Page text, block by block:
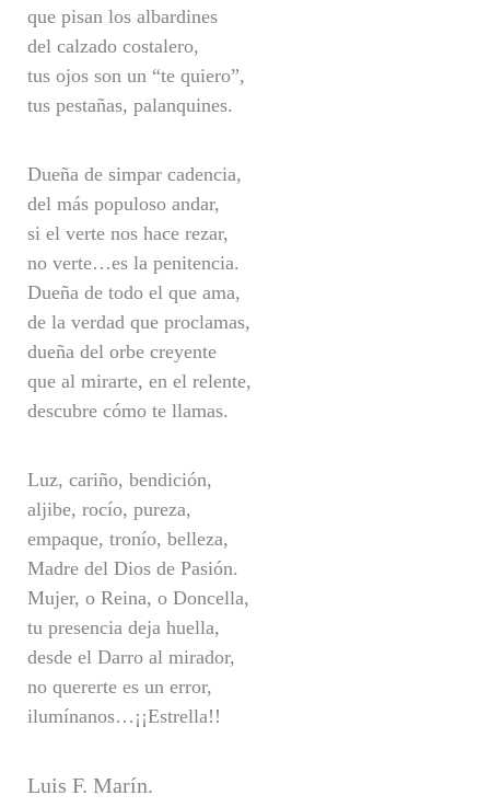
que pisan los albardines
del calzado costalero,
tus ojos son un “te quiero”,
tus pestañas, palanquines.
Dueña de simpar cadencia,
del más populoso andar,
si el verte nos hace rezar,
no verte…es la penitencia.
Dueña de todo el que ama,
de la verdad que proclamas,
dueña del orbe creyente
que al mirarte, en el relente,
descubre cómo te llamas.
Luz, cariño, bendición,
aljibe, rocío, pureza,
empaque, tronío, belleza,
Madre del Dios de Pasión.
Mujer, o Reina, o Doncella,
tu presencia deja huella,
desde el Darro al mirador,
no quererte es un error,
ilumínanos…¡¡Estrella!!
Luis F. Marín.